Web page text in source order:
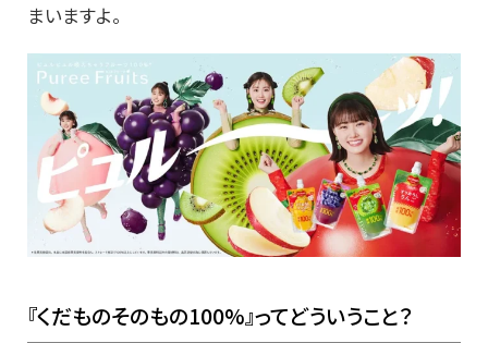
まいますよ。
『くだものそのもの100%』ってどういうこと？